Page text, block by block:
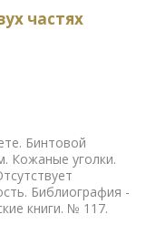
частях
Бинтовой
Кожаные уголки.
Библиография -
книги. № 117.